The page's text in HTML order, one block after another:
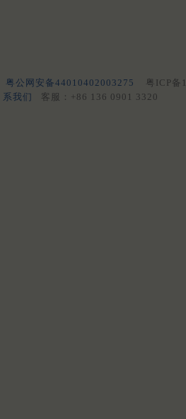
粤公网安备44010402003275 粤ICP备
系我们
客服：+86 136 0901 3320